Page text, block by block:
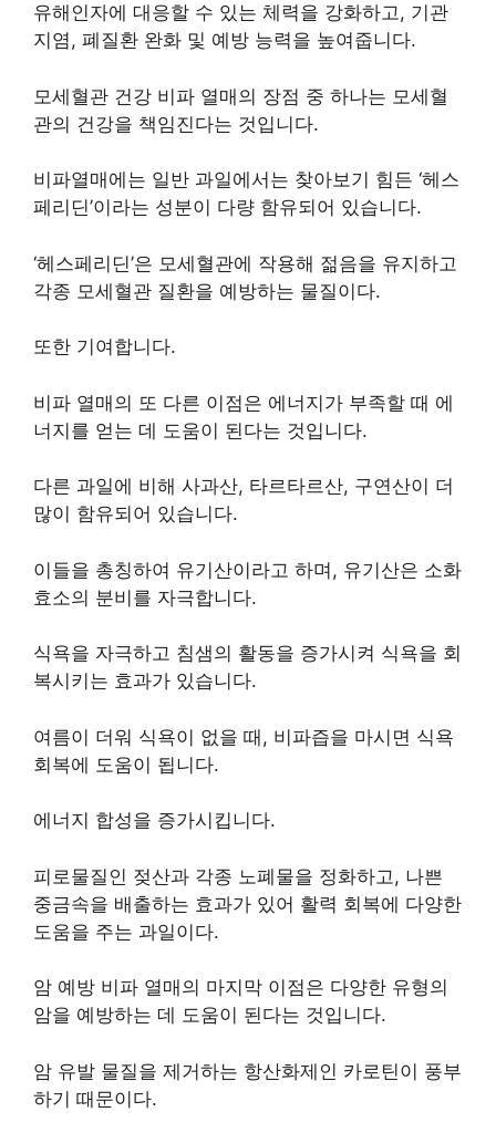
유해인자에 대응할 수 있는 체력을 강화하고, 기관
지염, 폐질환 완화 및 예방 능력을 높여줍니다.
모세혈관 건강 비파 열매의 장점 중 하나는 모세혈
관의 건강을 책임진다는 것입니다.
비파열매에는 일반 과일에서는 찾아보기 힘든 ‘헤스
페리딘’이라는 성분이 다량 함유되어 있습니다.
‘헤스페리딘’은 모세혈관에 작용해 젊음을 유지하고
각종 모세혈관 질환을 예방하는 물질이다.
또한 기여합니다.
비파 열매의 또 다른 이점은 에너지가 부족할 때 에
너지를 얻는 데 도움이 된다는 것입니다.
다른 과일에 비해 사과산, 타르타르산, 구연산이 더
많이 함유되어 있습니다.
이들을 총칭하여 유기산이라고 하며, 유기산은 소화
효소의 분비를 자극합니다.
식욕을 자극하고 침샘의 활동을 증가시켜 식욕을 회
복시키는 효과가 있습니다.
여름이 더워 식욕이 없을 때, 비파즙을 마시면 식욕
회복에 도움이 됩니다.
에너지 합성을 증가시킵니다.
피로물질인 젖산과 각종 노폐물을 정화하고, 나쁜
중금속을 배출하는 효과가 있어 활력 회복에 다양한
도움을 주는 과일이다.
암 예방 비파 열매의 마지막 이점은 다양한 유형의
암을 예방하는 데 도움이 된다는 것입니다.
암 유발 물질을 제거하는 항산화제인 카로틴이 풍부
하기 때문이다.